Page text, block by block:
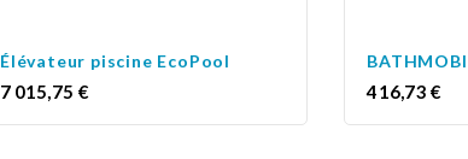
Élévateur piscine EcoPool
Prix
7 015,75 € Prix
416,73 €